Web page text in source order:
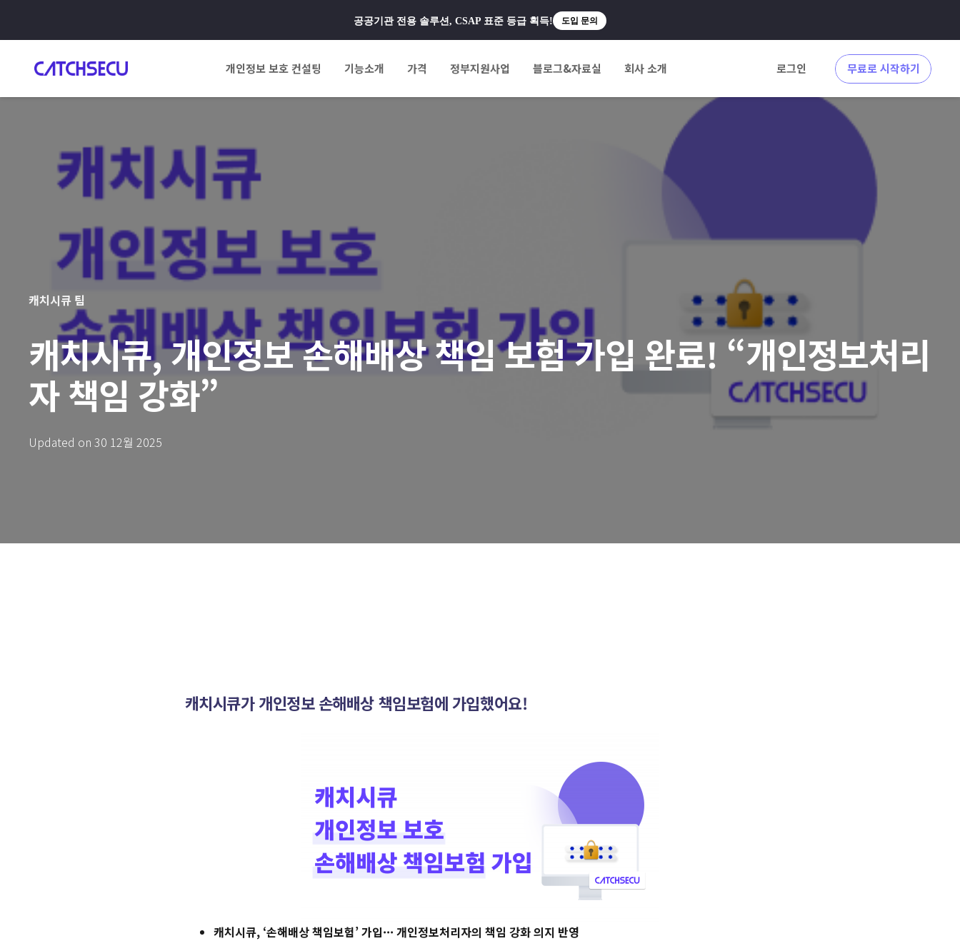
공공기관 전용 솔루션, CSAP 표준 등급 획득! 도입 문의
개인정보 보호 컨설팅 기능소개 가격 정부지원사업 블로그&자료실 회사 소개 로그인 무료로 시작하기
캐치시큐 팀
캐치시큐, 개인정보 손해배상 책임 보험 가입 완료! “개인정보처리
자 책임 강화”
Updated on 30 12월 2025
캐치시큐가 개인정보 손해배상 책임보험에 가입했어요!
캐치시큐, ‘손해배상 책임보험’ 가입··· 개인정보처리자의 책임 강화 의지 반영